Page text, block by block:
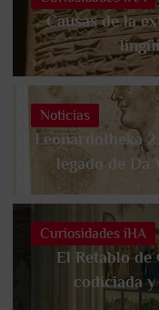
Causas de la
Noticias
Leonardotheka
legado de Da
Curiosidades iHA
El Retablo de
codiciada